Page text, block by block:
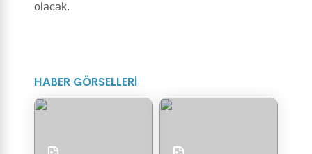
olacak.
HABER GÖRSELLERİ